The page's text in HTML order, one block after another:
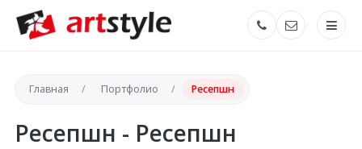
Главная Портфолио Ресепшн
Ресепшн - Ресепшн